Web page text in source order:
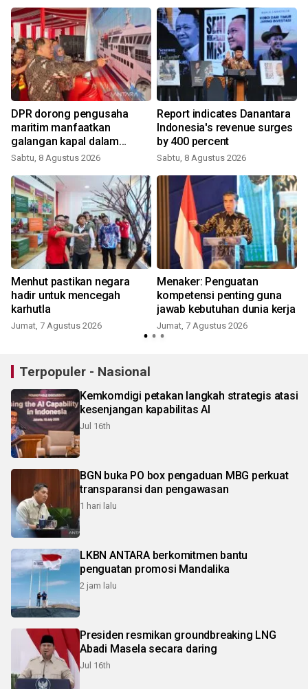
DPR dorong pengusaha
maritim manfaatkan
galangan kapal dalam
negeri
Sabtu, 8 Agustus 2026
Report indicates Danantara
Indonesia's revenue surges
by 400 percent
Sabtu, 8 Agustus 2026
Menhut pastikan negara
hadir untuk mencegah
karhutla
Jumat, 7 Agustus 2026
Menaker: Penguatan
kompetensi penting guna
jawab kebutuhan dunia kerja
Jumat, 7 Agustus 2026
Terpopuler - Nasional
Kemkomdigi petakan langkah strategis atasi
kesenjangan kapabilitas AI
Jul 16th
BGN buka PO box pengaduan MBG perkuat
transparansi dan pengawasan
1 hari lalu
LKBN ANTARA berkomitmen bantu
penguatan promosi Mandalika
2 jam lalu
Presiden resmikan groundbreaking LNG
Abadi Masela secara daring
Jul 16th